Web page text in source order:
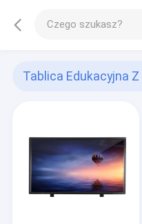
Tablica Edukacyjna